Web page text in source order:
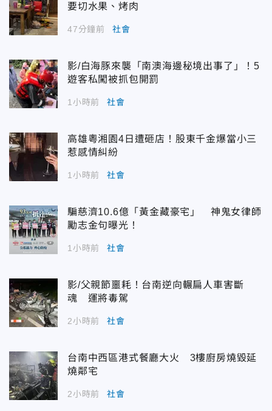
要切水果、烤肉
47分鐘前 社會
影/白海豚來襲「南澳海邊秘境出事了」！5
遊客私闖被抓包開罰
1小時前 社會
高雄粵湘園4日遭砸店！股東千金爆當小三
惹感情糾紛
1小時前 社會
騙慈濟10.6億「黃金藏豪宅」 神鬼女律師
勵志金句曝光！
1小時前 社會
影/父親節噩耗！台南逆向輾扁人車害斷
魂 運將毒駕
2小時前 社會
台南中西區港式餐廳大火 3樓廚房燒毀延
燒鄰宅
2小時前 社會